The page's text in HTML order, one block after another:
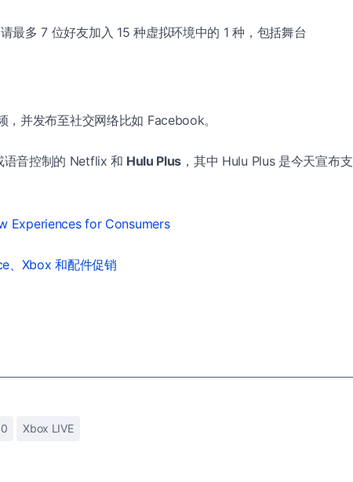
最多 7 位好友加入 15 种虚拟环境中的 1 种，包括舞台
并发布至社交网络比如 Facebook。
语音控制的 Netflix 和 Hulu Plus ，其中 Hulu Plus 是今天宣布支
Experiences for Consumers
、Xbox 和配件促销
Xbox LIVE